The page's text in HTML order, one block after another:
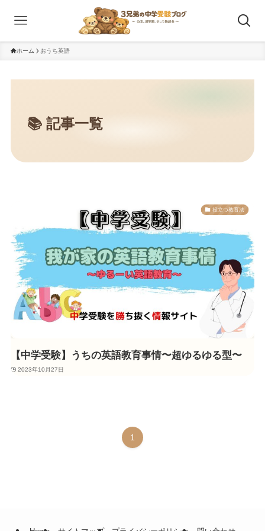
ホーム おうち英語
役立つ教育法
【中学受験】うちの英語教育事情〜超ゆるゆる型〜
2023年10月27日
1